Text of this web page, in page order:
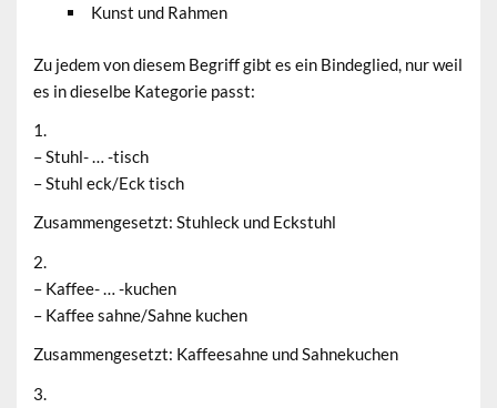
Kunst und Rahmen
Zu jedem von diesem Begriff gibt es ein Bindeglied, nur weil
es in dieselbe Kategorie passt:
1.
– Stuhl- … -tisch
– Stuhl eck/Eck tisch
Zusammengesetzt: Stuhleck und Eckstuhl
2.
– Kaffee- … -kuchen
– Kaffee sahne/Sahne kuchen
Zusammengesetzt: Kaffeesahne und Sahnekuchen
3.